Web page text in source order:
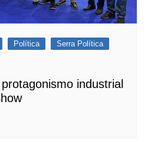
Política
Serra Política
industrial